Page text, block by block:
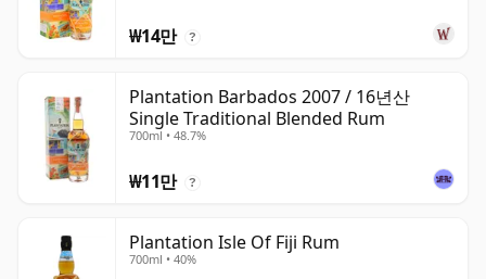
₩14만 ?
Plantation Barbados 2007 / 16년산
Single Traditional Blended Rum
700ml • 48.7%
₩11만 ?
Plantation Isle Of Fiji Rum
700ml • 40%